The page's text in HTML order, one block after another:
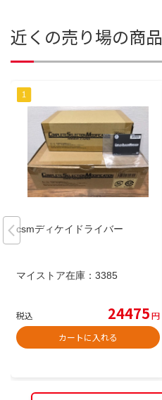
近くの売り場の商品
csmディケイドライバー
マイストア在庫： 3385
税込 24475円
カートに入れる